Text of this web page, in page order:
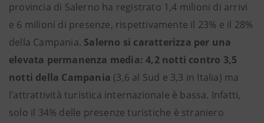
provincia di Salerno ha registrato 1,4 milioni di arrivi
e 6 milioni di presenze, rispettivamente il 23% e il 28%
della Campania. Salerno si caratterizza per una
elevata permanenza media: 4,2 notti contro 3,5
notti della Campania (3,6 al Sud e 3,3 in Italia) ma
l’attrattività turistica internazionale è bassa. Infatti,
solo il 34% delle presenze turistiche è straniero